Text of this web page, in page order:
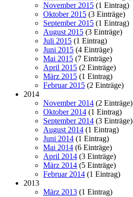
November 2015 (1 Eintrag)
Oktober 2015 (3 Einträge)
September 2015 (1 Eintrag)
August 2015 (3 Einträge)
Juli 2015 (1 Eintrag)
Juni 2015 (4 Einträge)
Mai 2015 (7 Einträge)
April 2015 (2 Einträge)
März 2015 (1 Eintrag)
Februar 2015 (2 Einträge)
2014
November 2014 (2 Einträge)
Oktober 2014 (1 Eintrag)
September 2014 (3 Einträge)
August 2014 (1 Eintrag)
Juni 2014 (1 Eintrag)
Mai 2014 (6 Einträge)
April 2014 (3 Einträge)
März 2014 (5 Einträge)
Februar 2014 (1 Eintrag)
2013
März 2013 (1 Eintrag)